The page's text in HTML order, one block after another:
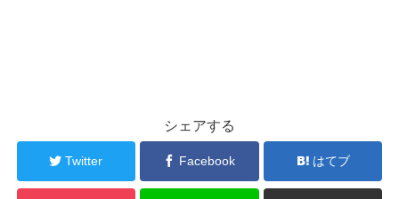
シェアする
Twitter Facebook はてブ